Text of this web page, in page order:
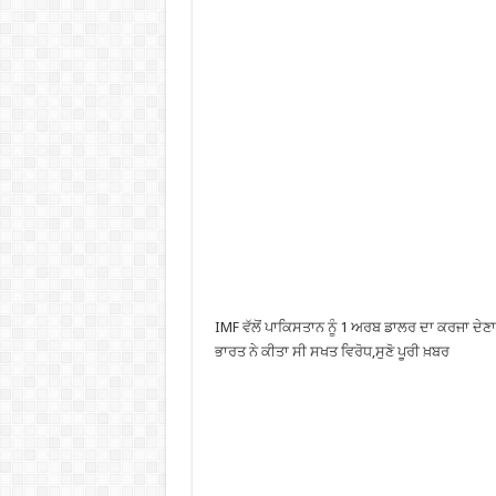
IMF ਵੱਲੋਂ ਪਾਕਿਸਤਾਨ ਨੂੰ 1 ਅਰਬ ਡਾਲਰ ਦਾ ਕਰਜਾ
ਭਾਰਤ ਨੇ ਕੀਤਾ ਸੀ ਸਖਤ ਵਿਰੋਧ,ਸੁਣੋ ਪੂਰੀ ਖ਼ਬਰ